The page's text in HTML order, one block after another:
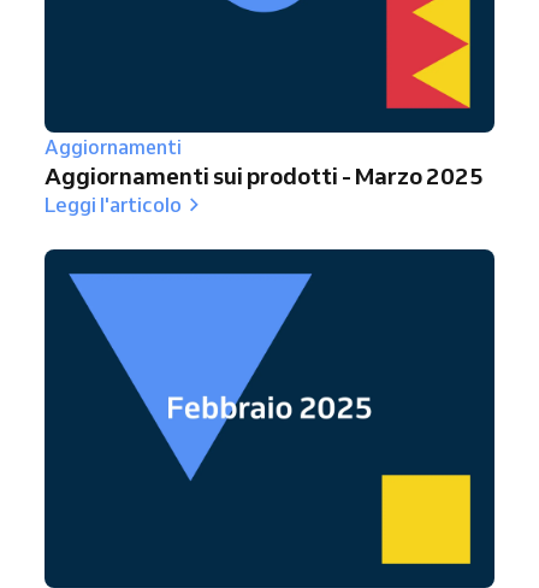
Aggiornamenti
Aggiornamenti sui prodotti - Marzo 2025
Leggi l'articolo